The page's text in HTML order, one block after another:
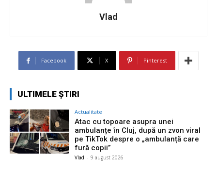
Vlad
Facebook X Pinterest
ULTIMELE ȘTIRI
Actualitate
Atac cu topoare asupra unei
ambulanțe în Cluj, după un zvon viral
pe TikTok despre o „ambulanță care
fură copii”
Vlad - 9 august 2026